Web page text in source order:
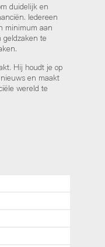
duidelijk en
Iedereen
minimum aan
geldzaken te
Hij houdt je op
en maakt
wereld te